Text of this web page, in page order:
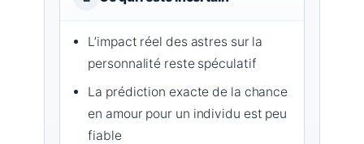
L’impact réel des astres sur la
personnalité reste spéculatif
La prédiction exacte de la chance
en amour pour un individu est peu
fiable